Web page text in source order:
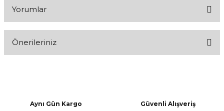
Yorumlar
Önerileriniz
Aynı Gün Kargo
Güvenli Alışveriş